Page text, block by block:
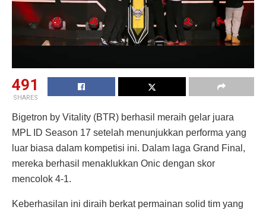
491
SHARES
Bigetron by Vitality (BTR) berhasil meraih gelar juara
MPL ID Season 17 setelah menunjukkan performa yang
luar biasa dalam kompetisi ini. Dalam laga Grand Final,
mereka berhasil menaklukkan Onic dengan skor
mencolok 4-1.
Keberhasilan ini diraih berkat permainan solid tim yang